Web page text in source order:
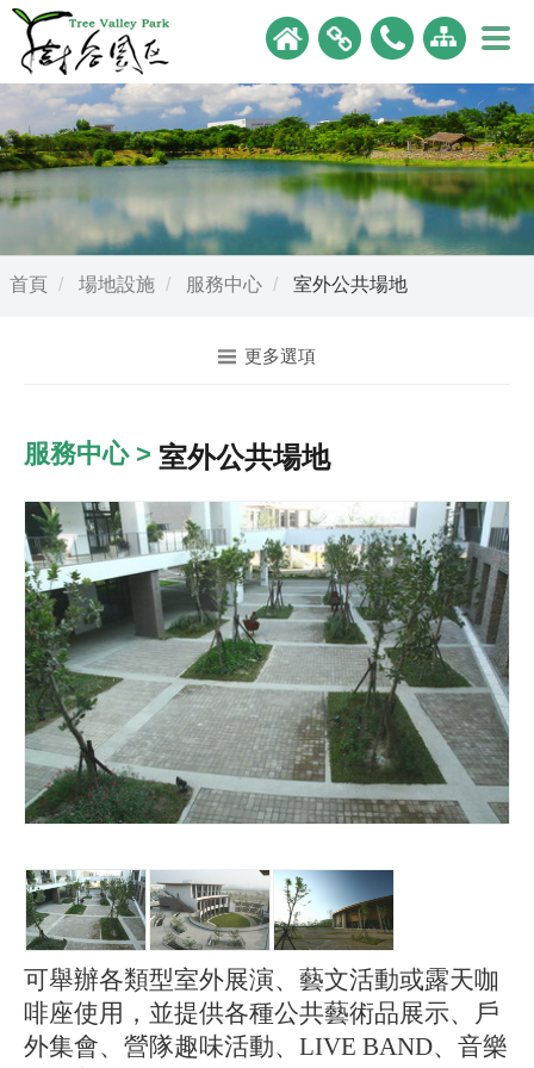
首頁 場地設施 服務中心 室外公共場地
更多選項
服務中心 > 室外公共場地
可舉辦各類型室外展演、藝文活動或露天咖
啡座使用，並提供各種公共藝術品展示、戶
外集會、營隊趣味活動、 LIVE BAND、音樂